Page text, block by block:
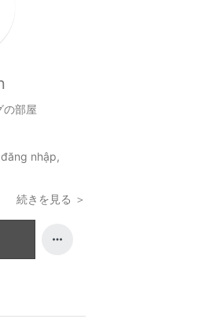
の部屋
nhập,
続きを見る ＞